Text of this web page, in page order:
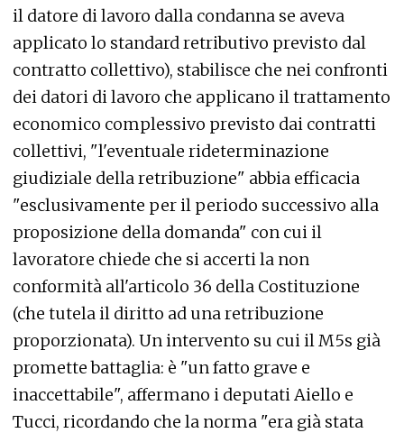
il datore di lavoro dalla condanna se aveva
applicato lo standard retributivo previsto dal
contratto collettivo), stabilisce che nei confronti
dei datori di lavoro che applicano il trattamento
economico complessivo previsto dai contratti
collettivi, "l'eventuale rideterminazione
giudiziale della retribuzione" abbia efficacia
"esclusivamente per il periodo successivo alla
proposizione della domanda" con cui il
lavoratore chiede che si accerti la non
conformità all'articolo 36 della Costituzione
(che tutela il diritto ad una retribuzione
proporzionata). Un intervento su cui il M5s già
promette battaglia: è "un fatto grave e
inaccettabile", affermano i deputati Aiello e
Tucci, ricordando che la norma "era già stata